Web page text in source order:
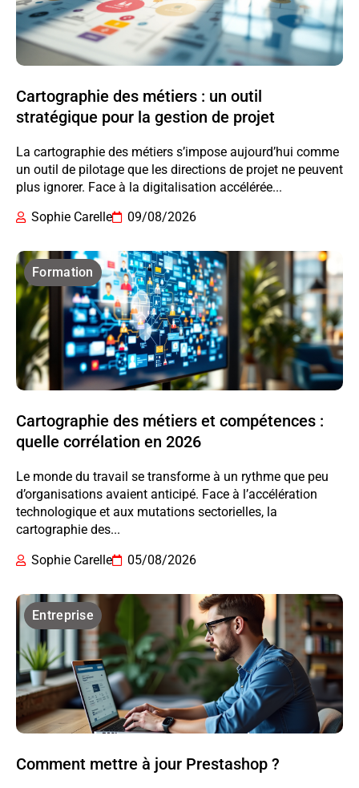
Cartographie des métiers : un outil
stratégique pour la gestion de projet
La cartographie des métiers s’impose aujourd’hui comme
un outil de pilotage que les directions de projet ne peuvent
plus ignorer. Face à la digitalisation accélérée...
Sophie Carelle
09/08/2026
Formation
Cartographie des métiers et compétences :
quelle corrélation en 2026
Le monde du travail se transforme à un rythme que peu
d’organisations avaient anticipé. Face à l’accélération
technologique et aux mutations sectorielles, la
cartographie des...
Sophie Carelle
05/08/2026
Entreprise
Comment mettre à jour Prestashop ?